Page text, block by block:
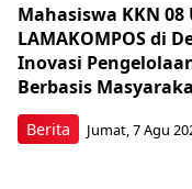
Berita
Mahasiswa KKN
LAMAKOMPOS di
Inovasi
Berbasis
Jumat, 7 Agu